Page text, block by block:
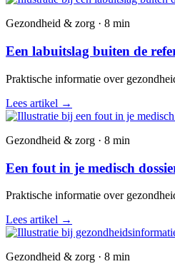
Gezondheid & zorg · 8 min
Een labuitslag buiten de
Praktische informatie over
Lees artikel →
Gezondheid & zorg · 8 min
Een fout in je medisch
Praktische informatie over
Lees artikel →
Gezondheid & zorg · 8 min